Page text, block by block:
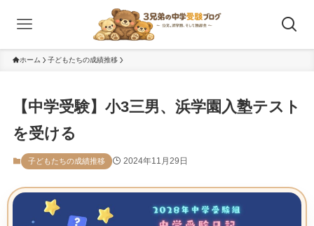
ホーム 子どもたちの成績推移
【中学受験】小3三男、浜学園入塾テスト
を受ける
子どもたちの成績推移 2024年11月29日